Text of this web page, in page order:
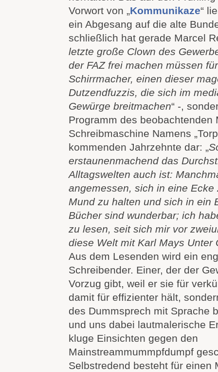
Vorwort von „Kommunikaze“
ein Abgesang auf die alte
schließlich hat gerade Marcel
letzte große Clown des
der FAZ frei machen müssen
Schirrmacher, einen dieser
Dutzendfuzzis, die sich im
Gewürge breitmachen“ -,
Programm des beobachtenden
Schreibmaschine Namens
kommenden Jahrzehnte dar: „
erstaunenmachend das
Alltagswelten auch ist:
angemessen, sich in eine Ecke
Mund zu halten und sich in ein
Bücher sind wunderbar; ich
zu lesen, seit sich mir vor
diese Welt mit Karl Mays Unter
Aus dem Lesenden wird ein
Schreibender. Einer, der der
Vorzug gibt, weil er sie für
damit für effizienter hält,
des Dummsprech mit Sprache
und uns dabei lautmalerische
kluge Einsichten gegen den
Mainstreammummpfdumpf
Selbstredend besteht für einen